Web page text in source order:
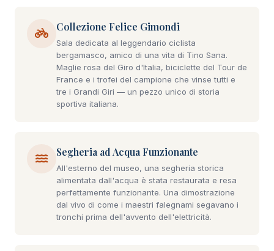
Collezione Felice Gimondi
Sala dedicata al leggendario ciclista
bergamasco, amico di una vita di Tino Sana.
Maglie rosa del Giro d'Italia, biciclette del Tour de
France e i trofei del campione che vinse tutti e
tre i Grandi Giri — un pezzo unico di storia
sportiva italiana.
Segheria ad Acqua Funzionante
All'esterno del museo, una segheria storica
alimentata dall'acqua è stata restaurata e resa
perfettamente funzionante. Una dimostrazione
dal vivo di come i maestri falegnami segavano i
tronchi prima dell'avvento dell'elettricità.